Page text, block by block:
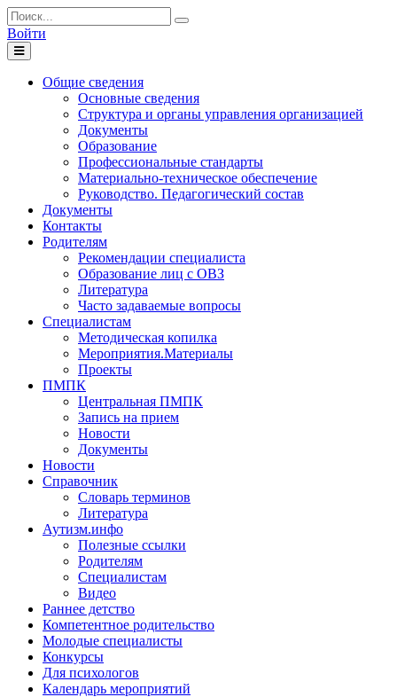
Войти
Toggle
navigation
Общие сведения
Основные сведения
Структура и органы управления организацией
Документы
Образование
Профессиональные стандарты
Материально-техническое обеспечение
Руководство. Педагогический состав
Документы
Контакты
Родителям
Рекомендации специалиста
Образование лиц с ОВЗ
Литература
Часто задаваемые вопросы
Специалистам
Методическая копилка
Мероприятия.Материалы
Проекты
ПМПК
Центральная ПМПК
Запись на прием
Новости
Документы
Новости
Справочник
Словарь терминов
Литература
Аутизм.инфо
Полезные ссылки
Родителям
Специалистам
Видео
Раннее детство
Компетентное родительство
Молодые специалисты
Конкурсы
Для психологов
Календарь мероприятий